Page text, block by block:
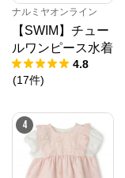
ナルミヤオンライン
【SWIM】チュー
ルワンピース水着
4.8
(17件)
4